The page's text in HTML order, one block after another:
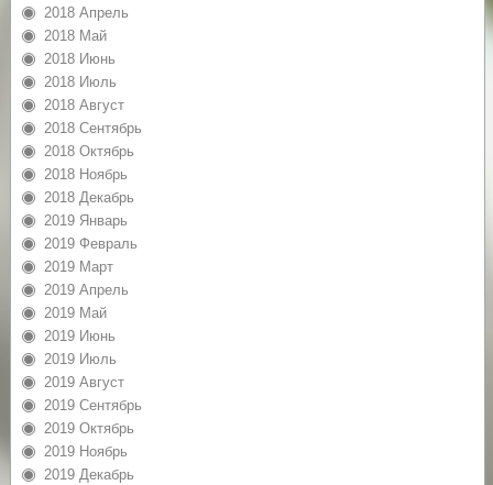
2018 Апрель
2018 Май
2018 Июнь
2018 Июль
2018 Август
2018 Сентябрь
2018 Октябрь
2018 Ноябрь
2018 Декабрь
2019 Январь
2019 Февраль
2019 Март
2019 Апрель
2019 Май
2019 Июнь
2019 Июль
2019 Август
2019 Сентябрь
2019 Октябрь
2019 Ноябрь
2019 Декабрь